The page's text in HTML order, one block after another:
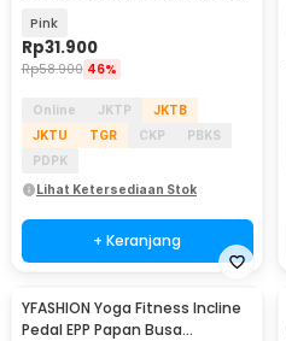
Pink
Rp31.900
Rp58.900 46%
Online JKTP
JKTB
JKTU
TGR CKP
PBKS
PDPK
Lihat Ketersediaan Stok
+ Keranjang
YFASHION Yoga Fitness Incline
Pedal EPP Papan Busa